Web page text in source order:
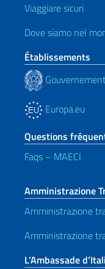
Viaggiare sicuri
Dove siamo nel
Établissements
Europa.eu
Questions
Faqs – MAECI
Amministrazione
Amministrazione
Amministrazione
L’Ambassade